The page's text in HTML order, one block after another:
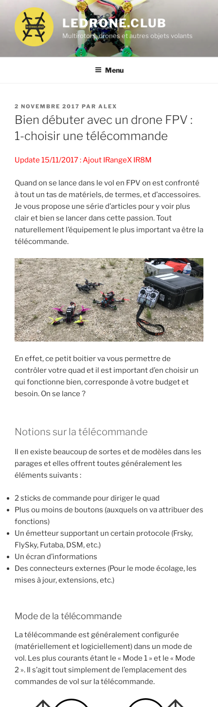
contenu
principal
LEDRONE.CLUB
Multirotors, drones et autres objets volants
Menu
PUBLIÉ
LE
2 NOVEMBRE 2017 PAR ALEX
Bien débuter avec un drone FPV :
1-choisir une télécommande
Update 15/11/2017 : Ajout IRangeX IR8M
Quand on se lance dans le vol en FPV on est confronté
à tout un tas de matériels, de termes, et d’accessoires.
Je vous propose une série d’articles pour y voir plus
clair et bien se lancer dans cette passion. Tout
naturellement l’équipement le plus important va être la
télécommande.
En effet, ce petit boitier va vous permettre de
contrôler votre quad et il est important d’en choisir un
qui fonctionne bien, corresponde à votre budget et
besoin. On se lance ?
Notions sur la télécommande
Il en existe beaucoup de sortes et de modèles dans les
parages et elles offrent toutes généralement les
éléments suivants :
2 sticks de commande pour diriger le quad
Plus ou moins de boutons (auxquels on va attribuer des
fonctions)
Un émetteur supportant un certain protocole (Frsky,
FlySky, Futaba, DSM, etc.)
Un écran d’informations
Des connecteurs externes (Pour le mode écolage, les
mises à jour, extensions, etc.)
Mode de la télécommande
La télécommande est généralement configurée
(matériellement et logiciellement) dans un mode de
vol. Les plus courants étant le « Mode 1 » et le « Mode
2 ». Il s’agit tout simplement de l’emplacement des
commandes de vol sur la télécommande.